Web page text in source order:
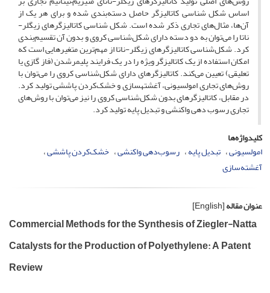
اساس شکل­ شناسی کاتالیزگر حاصل دسته‌بندی شده و برای هر یک از
آن‌ها، مثال‌های تجاری ذکر شده است. شکل­ شناسی کاتالیزگر‌های زیگلر-
ناتا را می‌توان به دو دسته‌ دارای شکل‌شناسی کروی و بدون آن تقسیم‌بندی
کرد. شکل‌شناسی کاتالیزگر‌های زیگلر-ناتا از مهم‌ترین متغیرهایی است که
امکان استفاده از یک کاتالیزگر ویژه را در یک فرایند پلیمرشدن (فاز گازی یا
تعلیقی) تعیین می‌کند. کاتالیزگر‌های دارای شکل‌شناسی کروی را می‌توان با
روش‌های تجاری امولسیونی، آغشته­سازی و خشک‌کردن پاششی تولید کرد.
در مقابل، کاتالیزگر‌های بدون شکل‌شناسی کروی را نیز می‌توان با روش‌های
تجاری رسوب‌ دهی واکنشی و تبدیل پایه تولید کرد.
کلیدواژه‌ها
امولسیونی تبدیل ‌پایه رسوب‌دهی واکنشی خشک‌کردن پاششی
آغشته‌سازی
عنوان مقاله[English]
Commercial Methods for the Synthesis of Ziegler-Natta
Catalysts for the Production of Polyethylene: A Patent
Review